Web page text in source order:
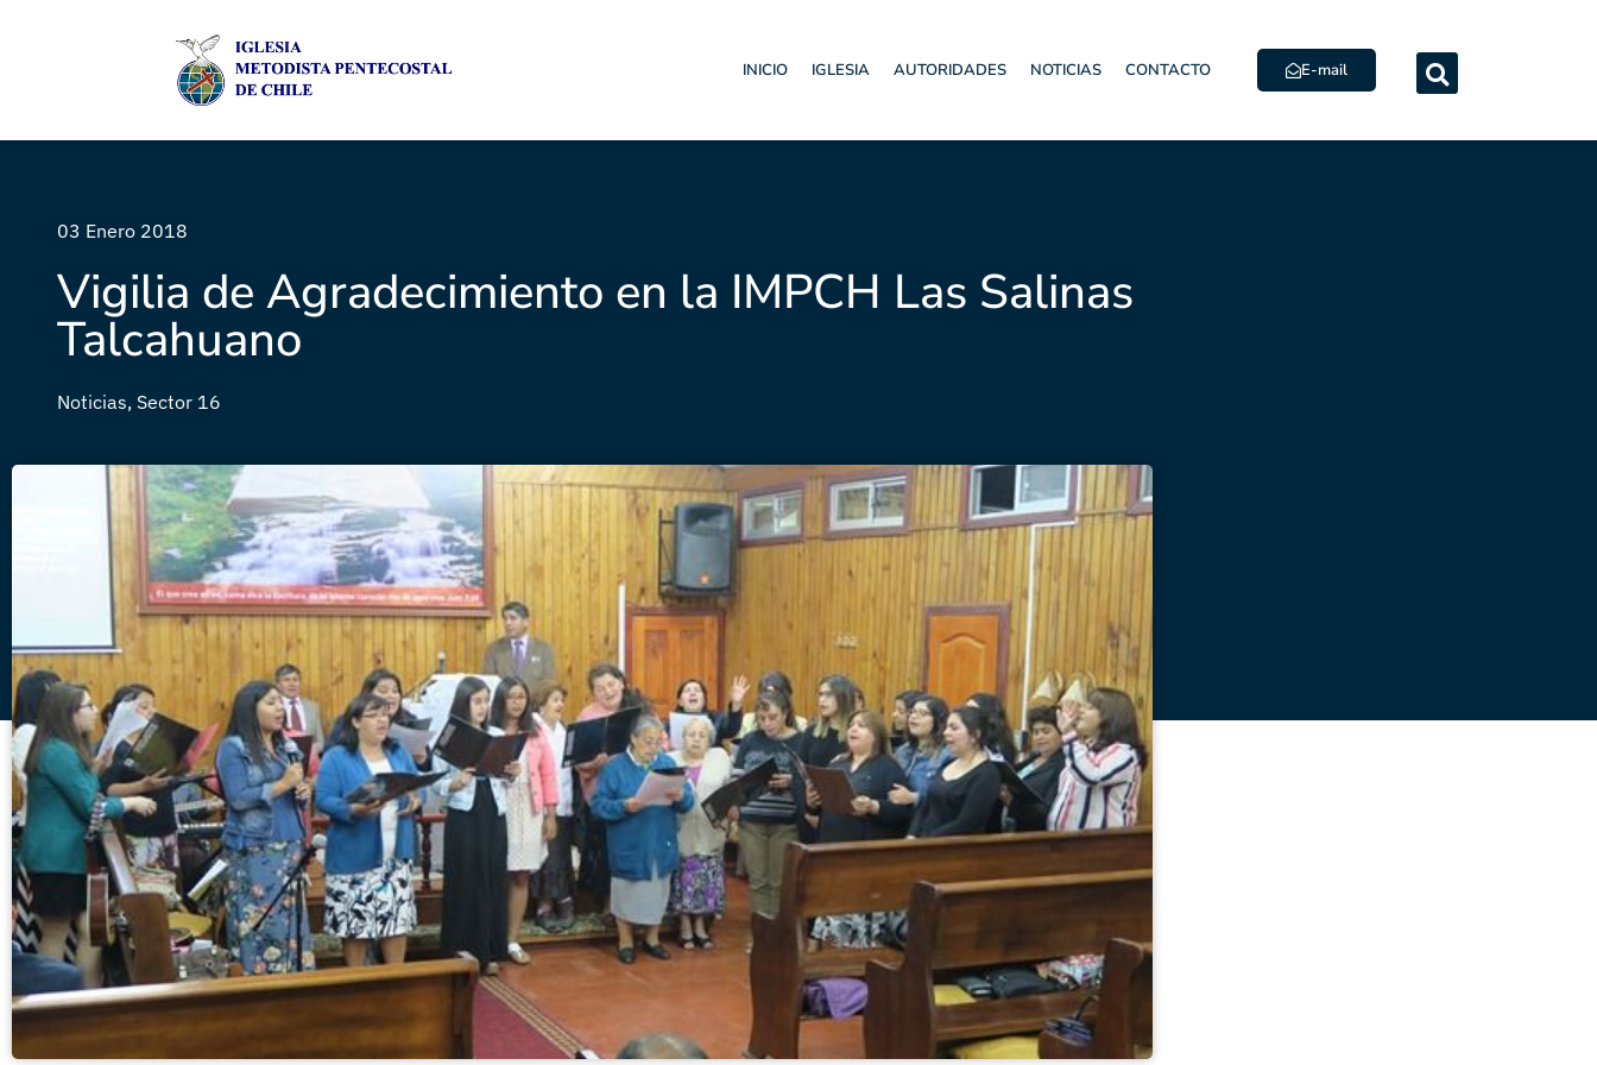
INICIO IGLESIA AUTORIDADES NOTICIAS CONTACTO E-mail
03 Enero 2018
Vigilia de Agradecimiento en la IMPCH Las Salinas
Talcahuano
Noticias, Sector 16